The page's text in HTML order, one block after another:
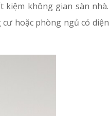
kiệm không gian sàn nhà.
hoặc phòng ngủ có diện